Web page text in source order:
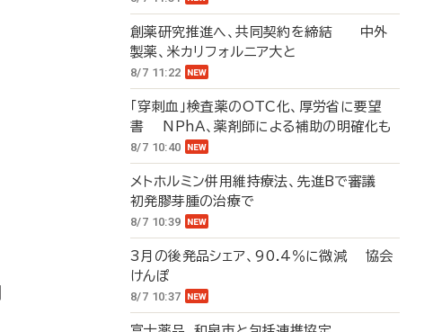
創薬研究推進へ、共同契約を締結 中外
製薬、米カリフォルニア大と
8/7 11:22
「穿刺血」検査薬のOTC化、厚労省に要望
書 NPhA、薬剤師による補助の明確化も
8/7 10:40
メトホルミン併用維持療法、先進Bで審議
初発膠芽腫の治療で
8/7 10:39
3月の後発品シェア、90.4％に微減 協会
けんぽ
8/7 10:37